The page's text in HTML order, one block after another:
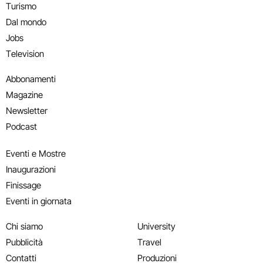
Turismo
Dal mondo
Jobs
Television
Abbonamenti
Magazine
Newsletter
Podcast
Eventi e Mostre
Inaugurazioni
Finissage
Eventi in giornata
Chi siamo
Pubblicità
Contatti
University
Travel
Produzioni